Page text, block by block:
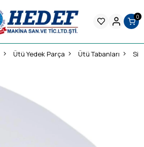
0
Ütü Yedek Parça Ütü Tabanları